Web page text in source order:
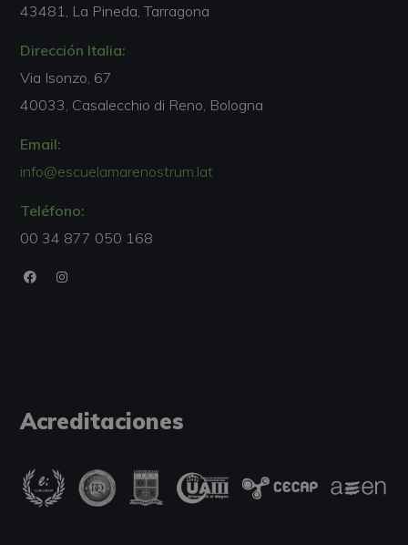
43481, La Pineda, Tarragona
Dirección Italia:
Via Isonzo, 67
40033, Casalecchio di Reno, Bologna
Email:
info@escuelamarenostrum.lat
Teléfono:
00 34 877 050 168
Acreditaciones